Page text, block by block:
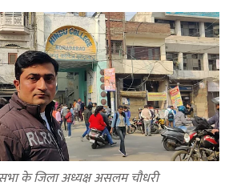
सभा के जिला अध्यक्ष असलम चौधरी